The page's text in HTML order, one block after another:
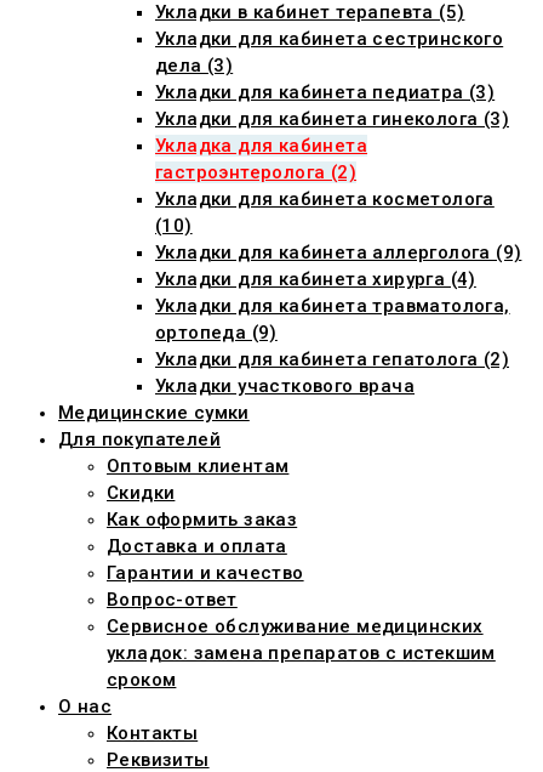
Укладки в кабинет терапевта (5)
Укладки для кабинета сестринского
дела (3)
Укладки для кабинета педиатра (3)
Укладки для кабинета гинеколога (3)
Укладка для кабинета
гастроэнтеролога (2)
Укладки для кабинета косметолога
(10)
Укладки для кабинета аллерголога (9)
Укладки для кабинета хирурга (4)
Укладки для кабинета травматолога,
ортопеда (9)
Укладки для кабинета гепатолога (2)
Укладки участкового врача
Медицинские сумки
Для покупателей
Оптовым клиентам
Скидки
Как оформить заказ
Доставка и оплата
Гарантии и качество
Вопрос-ответ
Сервисное обслуживание медицинских
укладок: замена препаратов с истекшим
сроком
О нас
Контакты
Реквизиты